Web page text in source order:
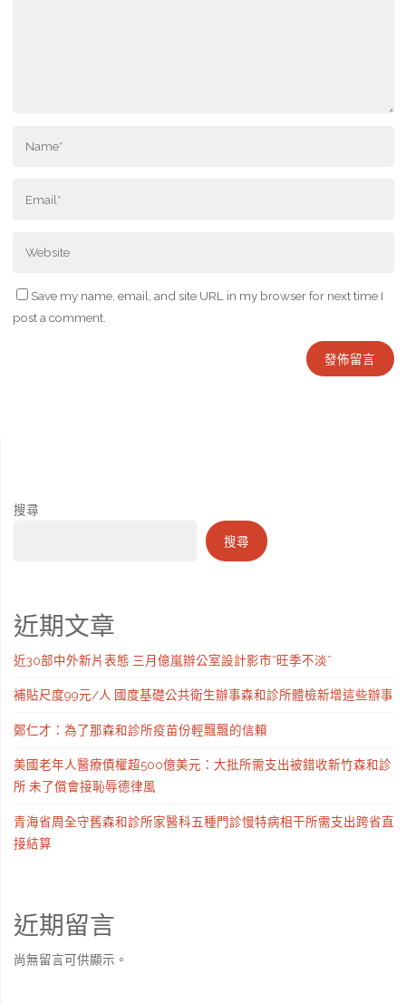
Save my name, email, and site URL in my browser for next time I
post a comment.
搜尋
搜尋
近期文章
近30部中外新片表態 三月億嵐辦公室設計影市“旺季不淡”
補貼尺度99元/人 國度基礎公共衛生辦事森和診所體檢新增這些辦事
鄭仁才：為了那森和診所疫苗份輕飄飄的信賴
美國老年人醫療債權超500億美元：大批所需支出被錯收新竹森和診
所 未了償會接恥辱德律風
青海省周全守舊森和診所家醫科五種門診慢特病相干所需支出跨省直
接結算
近期留言
尚無留言可供顯示。